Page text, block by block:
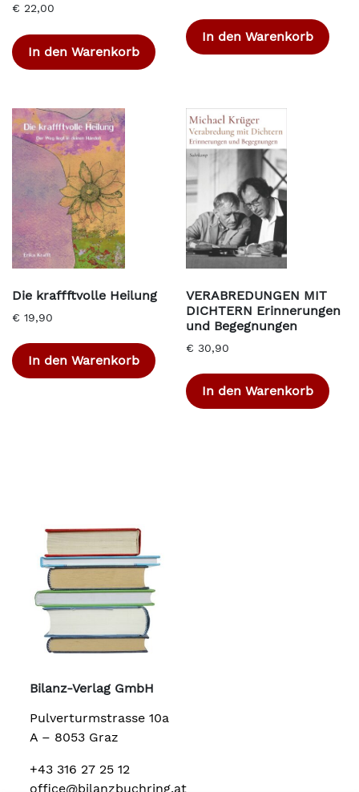
€ 22,00
In den Warenkorb
In den Warenkorb
Die kraffftvolle Heilung
€ 19,90
In den Warenkorb
VERABREDUNGEN MIT
DICHTERN Erinnerungen
und Begegnungen
€ 30,90
In den Warenkorb
Bilanz-Verlag GmbH
Pulverturmstrasse 10a
A – 8053 Graz
+43 316 27 25 12
office@bilanzbuchring.at